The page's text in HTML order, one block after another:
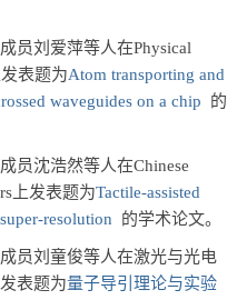
员刘爱萍等人在Physical
表题为Atom transporting and
waveguides on a chip 的
员沈浩然等人在Chinese
上发表题为Tactile-assisted
resolution 的学术论文。
员刘童俊等人在激光与光电
表题为量子导引理论与实验